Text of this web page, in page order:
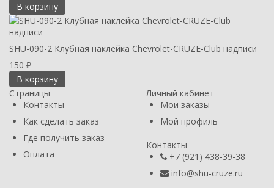
В корзину
SHU-090-2 Клубная наклейка Chevrolet-CRUZE-Club надписи
150 ₽
В корзину
Страницы
Контакты
Как сделать заказ
Где получить заказ
Оплата
Личный кабинет
Мои заказы
Мой профиль
Контакты
+7 (921) 438-39-38
info@shu-cruze.ru